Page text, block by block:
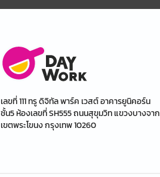
เลขที่ 111 ทรู ดิจิทัล พาร์ค เวสต์ อาคารยูนิคอร์น
ชั้น5 ห้องเลขที่ SH555 ถนนสุขุมวิท แขวงบางจาก
เขตพระโขนง กรุงเทพ 10260